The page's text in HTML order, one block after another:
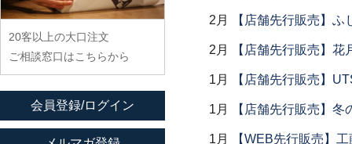
2月 【店舗先行販売】
2月 【店舗先行販売】花
1月 【店舗先行販売】
1月 【店舗先行販売】冬
1月 【WEB先行販売】
大井寛史
大久保公太郎
大沢和義
大平新五
大前史
大和田友香
堀畑蘭
森下綾
20客以上の大口注文
ご相談窓口はこちらから
会員登録/ログイン